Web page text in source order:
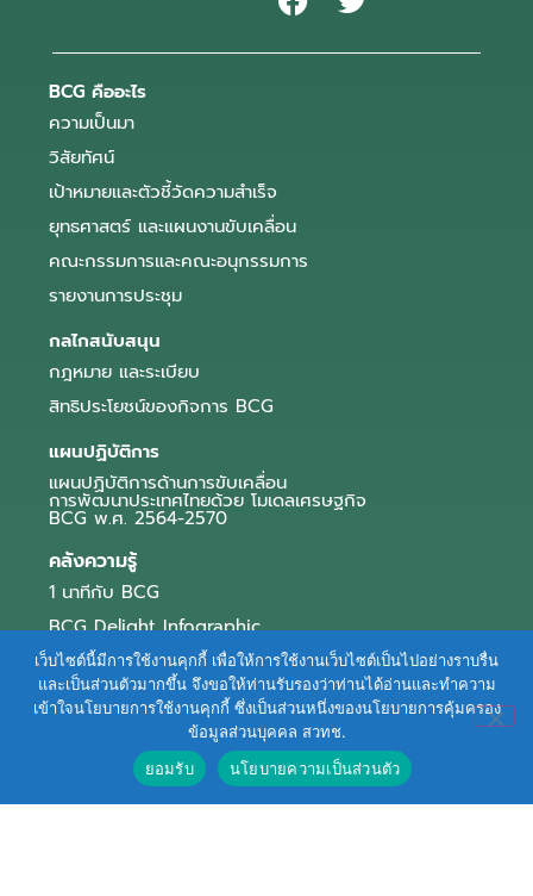
BCG คืออะไร
ความเป็นมา
วิสัยทัศน์
เป้าหมายและตัวชี้วัดความสำเร็จ
ยุทธศาสตร์ และแผนงานขับเคลื่อน
คณะกรรมการและคณะอนุกรรมการ
รายงานการประชุม
กลไกสนับสนุน
กฎหมาย และระเบียบ
สิทธิประโยชน์ของกิจการ BCG
แผนปฏิบัติการ
แผนปฏิบัติการด้านการขับเคลื่อน
การพัฒนาประเทศไทยด้วย โมเดลเศรษฐกิจ
BCG พ.ศ. 2564-2570
คลังความรู้
1 นาทีกับ BCG
BCG Delight Infographic
สื่อประชาสัมพันธ์
e-Book Series
ตัวอย่างธุรกิจ BCG
ข่าวและบทความ
เว็บไซต์นี้มีการใช้งานคุกกี้ เพื่อให้การใช้งานเว็บไซต์เป็นไปอย่างราบรื่น
และเป็นส่วนตัวมากขึ้น จึงขอให้ท่านรับรองว่าท่านได้อ่านและทำความ
เข้าใจนโยบายการใช้งานคุกกี้ ซึ่งเป็นส่วนหนึ่งของนโยบายการคุ้มครอง
ข้อมูลส่วนบุคคล สวทช.
ยอมรับ
นโยบายความเป็นส่วนตัว